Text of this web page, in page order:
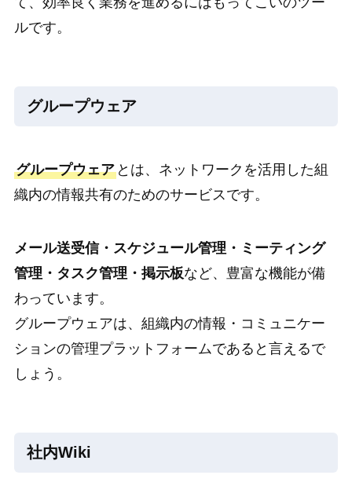
ルです。
グループウェア
グループウェアとは、ネットワークを活用した組
織内の情報共有のためのサービスです。
メール送受信・スケジュール管理・ミーティング
管理・タスク管理・掲示板など、豊富な機能が備
わっています。
グループウェアは、組織内の情報・コミュニケー
ションの管理プラットフォームであると言えるで
しょう。
社内Wiki